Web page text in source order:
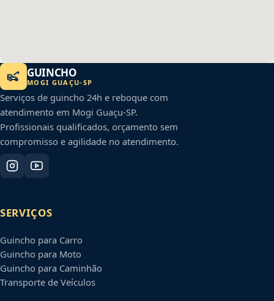
GUINCHO
MOGI GUAÇU-SP
Serviços de guincho 24h e reboque com
atendimento em Mogi Guaçu-SP.
Profissionais qualificados, orçamento sem
compromisso e agilidade no atendimento.
SERVIÇOS
Guincho para Carro
Guincho para Moto
Guincho para Caminhão
Transporte de Veículos